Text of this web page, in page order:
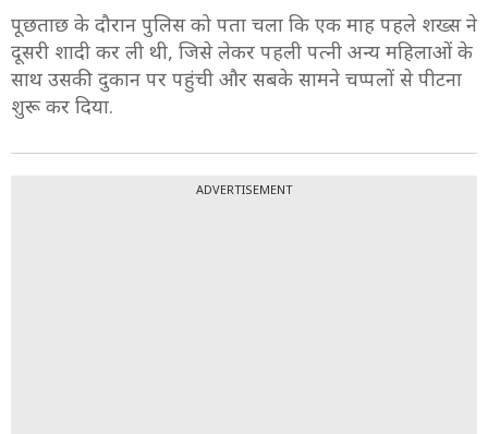
पूछताछ के दौरान पुलिस को पता चला कि एक माह पहले शख्स ने
दूसरी शादी कर ली थी, जिसे लेकर पहली पत्नी अन्य महिलाओं के
साथ उसकी दुकान पर पहुंची और सबके सामने चप्पलों से पीटना
शुरू कर दिया.
ADVERTISEMENT